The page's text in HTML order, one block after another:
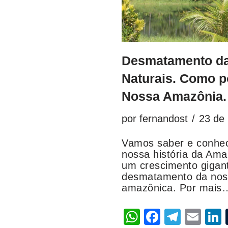
Desmatamento
Naturais. Como
Nossa Amazônia.
por fernandost 23 de
Vamos saber e
nossa história da
um crescimento
desmatamento da
amazônica. Por
W
F
T
E